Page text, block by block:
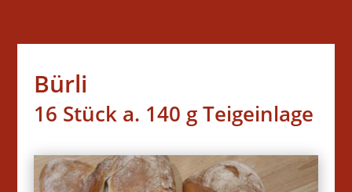
Bürli
16 Stück a. 140 g Teigeinlage